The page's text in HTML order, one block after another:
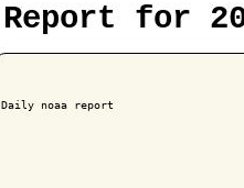
Report for
Daily noaa report